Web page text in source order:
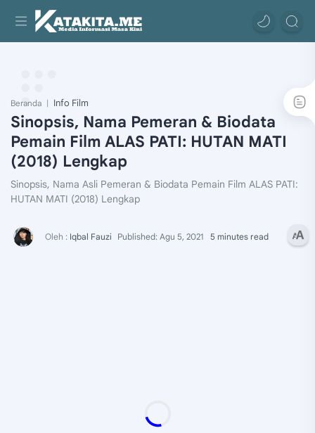
Beranda Info Film
Sinopsis, Nama Pemeran & Biodata
Pemain Film ALAS PATI: HUTAN MATI
(2018) Lengkap
Sinopsis, Nama Asli Pemeran & Biodata Pemain Film ALAS PATI:
HUTAN MATI (2018) Lengkap
5 minutes read